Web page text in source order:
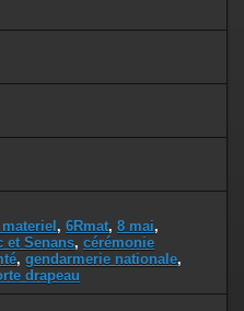
, 6Rmat, 8 mai,
et Senans, cérémonie
, gendarmerie nationale,
drapeau